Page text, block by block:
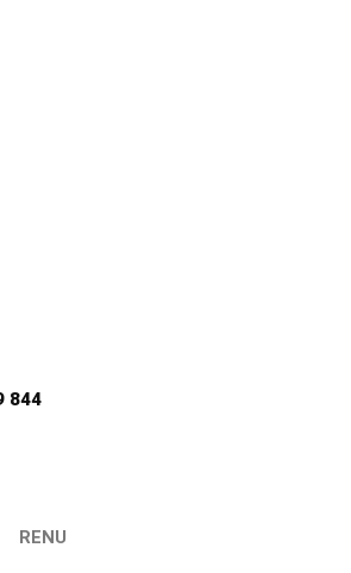
844
RENU